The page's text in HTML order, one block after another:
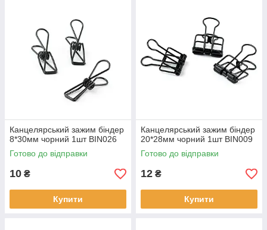
Канцелярський зажим біндер
8*30мм чорний 1шт BIN026
Готово до відправки
10 ₴
Купити
Канцелярський зажим біндер
20*28мм чорний 1шт BIN009
Готово до відправки
12 ₴
Купити